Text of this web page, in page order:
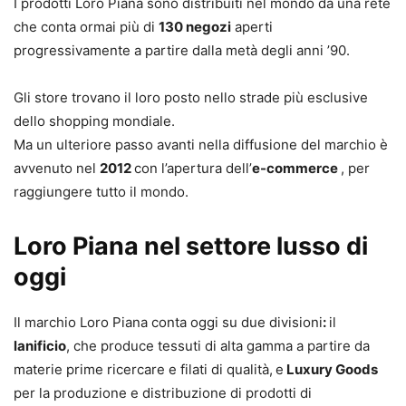
che conta ormai più di 130 negozi aperti
progressivamente a partire dalla metà degli anni ’90.
Gli store trovano il loro posto nello strade più esclusive
dello shopping mondiale.
Ma un ulteriore passo avanti nella diffusione del marchio è
avvenuto nel 2012con l’apertura dell’e-commerce , per
raggiungere tutto il mondo.
Loro Piana nel settore lusso di
oggi
Il marchio Loro Piana conta oggi su due divisioni: il
lanificio, che produce tessuti di alta gamma a partire da
materie prime ricercare e filati di qualità, e Luxury Goods
per la produzione e distribuzione di prodotti di